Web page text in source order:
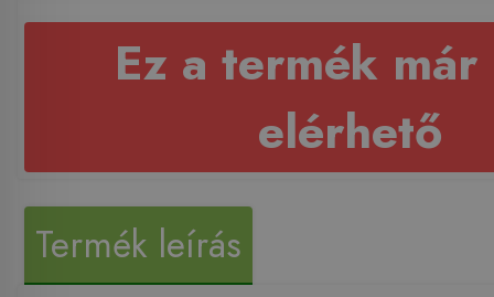
Ez a termék már
elérhető
Termék leírás